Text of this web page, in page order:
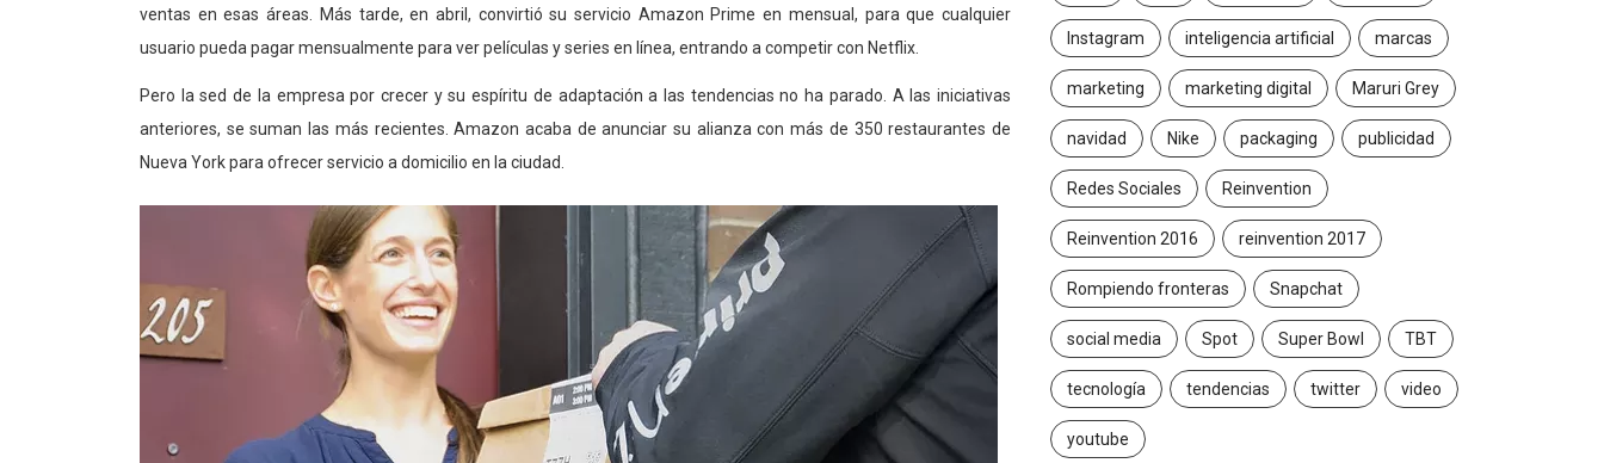
ventas en esas áreas. Más tarde, en abril, convirtió su servicio Amazon Prime en mensual, para que cualquier
usuario pueda pagar mensualmente para ver películas y series en línea, entrando a competir con Netflix.
Pero la sed de la empresa por crecer y su espíritu de adaptación a las tendencias no ha parado. A las iniciativas
anteriores, se suman las más recientes. Amazon acaba de anunciar su alianza con más de 350 restaurantes de
Nueva York para ofrecer servicio a domicilio en la ciudad.
Instagram inteligencia artificial marcas
marketing marketing digital Maruri Grey
navidad Nike packaging publicidad
Redes Sociales Reinvention
Reinvention 2016 reinvention 2017
Rompiendo fronteras Snapchat
social media Spot Super Bowl TBT
tecnología tendencias twitter video
youtube